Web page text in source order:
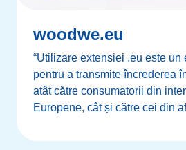
woodwe.eu
“Utilizare extensiei .eu este un
pentru a transmite încrederea
atât către consumatorii din
Europene, cât și către cei din